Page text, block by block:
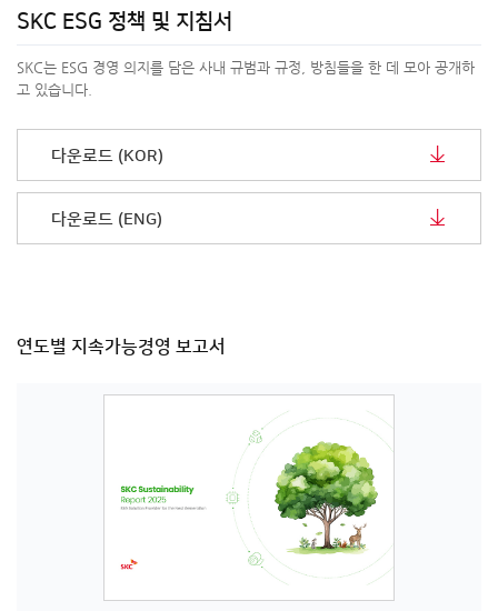
SKC ESG 정책 및 지침서
SKC는 ESG 경영 의지를 담은 사내 규범과 규정, 방침들을 한 데 모아 공개하
고 있습니다.
다운로드 (KOR)
다운로드 (ENG)
연도별 지속가능경영 보고서